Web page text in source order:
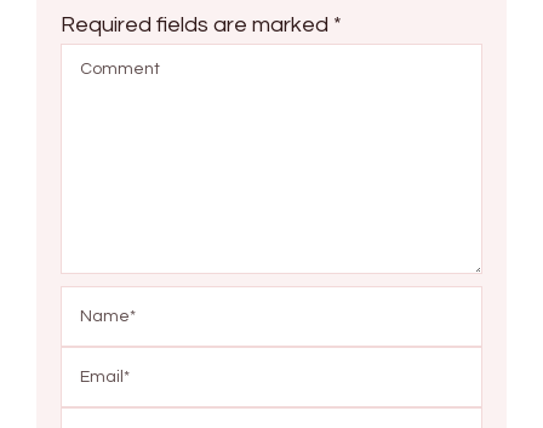
Required fields are marked *